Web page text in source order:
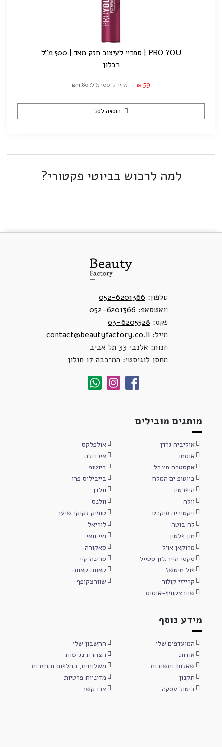
PRO YOU | ספריי לעיצוב חזק מאד | 500 מ"ל
רבלון
₪ 59 מחיר ל-100 מ"ל: ₪11.80
הוספה לסל
למה לרכוש בביוטי פקטורי?
טלפון: 052-6201366
וואטסאפ: 052-6201366
פקס: 03-6205528
מייל: contact@beautyfactory.co.il
חנות: אלנבי 33 תל אביב
מחסן לוגיסטי: המרכבה 17 חולון
מותגים מובילים
אוליביה גרדן
אולפלקס
אוסמו
אינדולה
אקסטרה מינרל
ביוטופ
ביוטופ ים המלח
בייביליס פרו
היפרטין
וולדן
וולה
וולנס
ויקטוריה סיקרט
טופיק זקיקי שיער
לה בוטה
לוריאל
מון פלטין
מיי וואי
מרוקאן אויל
סאקורה
סקסי הייר ג'ון סטייל
סרינה קיי
פול מיטשל
קאווה קאווה
קרייזי קולור
שוורצקופף
שוורצקופף-אוסיס
מידע נוסף
המועדפים שלי
החשבון שלי
אודות
הצהרת נגישות
שאלות ותשובות
משלוחים, החלפות והחזרות
תקנון
מדיניות פרטיות
ביטול עסקה
צרו קשר